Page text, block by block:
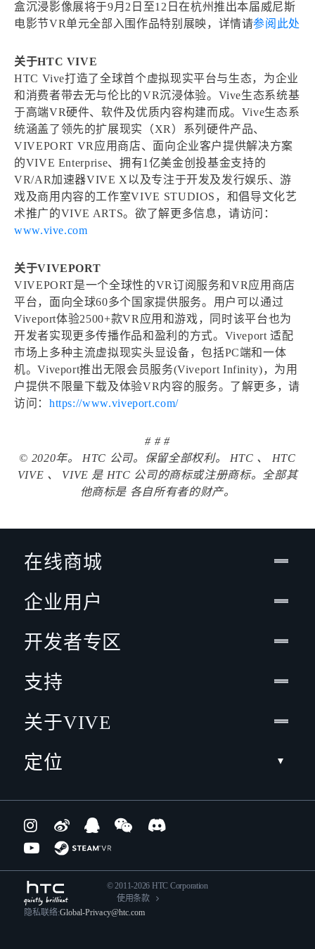
盒沉浸影像展将于9月2日至12日在杭州推出本届威尼斯
电影节VR单元全部入围作品特别展映，详情请参阅此处
关于HTC VIVE
HTC Vive打造了全球首个虚拟现实平台与生态，为企业
和消费者带去无与伦比的VR沉浸体验。Vive生态系统基
于高端VR硬件、软件及优质内容构建而成。Vive生态系
统涵盖了领先的扩展现实（XR）系列硬件产品、
VIVEPORT VR应用商店、面向企业客户提供解决方案
的VIVE Enterprise、拥有1亿美金创投基金支持的
VR/AR加速器VIVE X以及专注于开发及发行娱乐、游
戏及商用内容的工作室VIVE STUDIOS，和倡导文化艺
术推广的VIVE ARTS。欲了解更多信息，请访问：
www.vive.com
关于VIVEPORT
VIVEPORT是一个全球性的VR订阅服务和VR应用商店
平台，面向全球60多个国家提供服务。用户可以通过
Viveport体验2500+款VR应用和游戏，同时该平台也为
开发者实现更多传播作品和盈利的方式。Viveport 适配
市场上多种主流虚拟现实头显设备，包括PC端和一体
机。Viveport推出无限会员服务(Viveport Infinity)，为用
户提供不限量下载及体验VR内容的服务。了解更多，请
访问： https://www.viveport.com/
# # #
© 2020年。 HTC 公司。保留全部权利。 HTC 、 HTC
VIVE 、 VIVE 是 HTC 公司的商标或注册商标。全部其
他商标是 各自所有者的财产。
在线商城
企业用户
开发者专区
支持
关于VIVE
定位
© 2011-2026 HTC Corporation
使用条款
隐私联络:Global-Privacy@htc.com